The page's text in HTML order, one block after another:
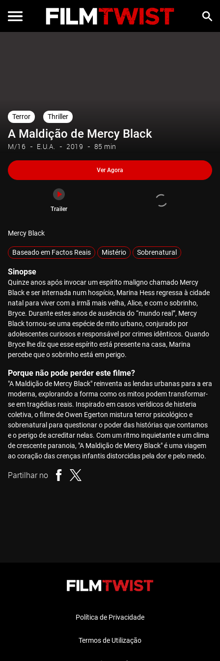
Terror Thriller
A Maldição de Mercy Black
M/16 E.U.A. 2019 85 min
Ver Agora
Trailer
Mercy Black
Baseado em Factos Reais Mistério Sobrenatural
Sinopse
Quinze anos após invocar um espírito maligno chamado Mercy
Black e ser internada num hospício, Marina Hess regressa à cidade
natal para viver com a irmã mais velha, Alice, e com o sobrinho,
Bryce. Durante estes anos de ausência do “mundo real”, Mercy
Black tornou-se uma espécie de mito urbano, conjurado por
adolescentes curiosos e responsável por crimes idênticos. Quando
Bryce lhe diz que esse espírito está presente na casa, Marina
percebe que o sobrinho está em perigo.
Porque não pode perder este filme?
"A Maldição de Mercy Black" reinventa as lendas urbanas para a era
moderna, explorando a forma como os mitos podem transformar-
se em tragédias reais. Inspirado em casos verídicos de histeria
coletiva, o filme de Owen Egerton mistura terror psicológico e
sobrenatural para questionar o poder das histórias que contamos
e o perigo de acreditar nelas. Com um ritmo inquietante e um clima
de crescente paranoia, "A Maldição de Mercy Black" é uma viagem
ao coração das crenças infantis distorcidas pela dor e pelo medo.
Partilhar no
Política de Privacidade
Termos de Utilização